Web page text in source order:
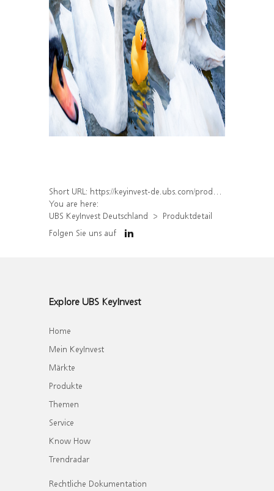
Short URL: https://keyinvest-de.ubs.com/produkt/detail/index/isin/DE000WA5RXH1
You are here:
UBS KeyInvest Deutschland
Produktdetail
Folgen Sie uns auf
Explore UBS KeyInvest
Home
Mein KeyInvest
Märkte
Produkte
Themen
Service
Know How
Trendradar
Rechtliche Dokumentation